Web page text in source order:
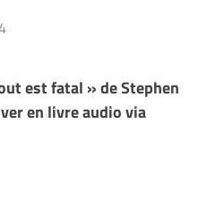
est fatal » de Stephen
en livre audio via